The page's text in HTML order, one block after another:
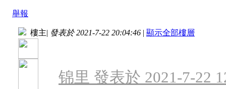
舉報
樓主| 發表於 2021-7-22 20:04:46 | 顯示全部樓層
锦里 發表於 2021-7-22